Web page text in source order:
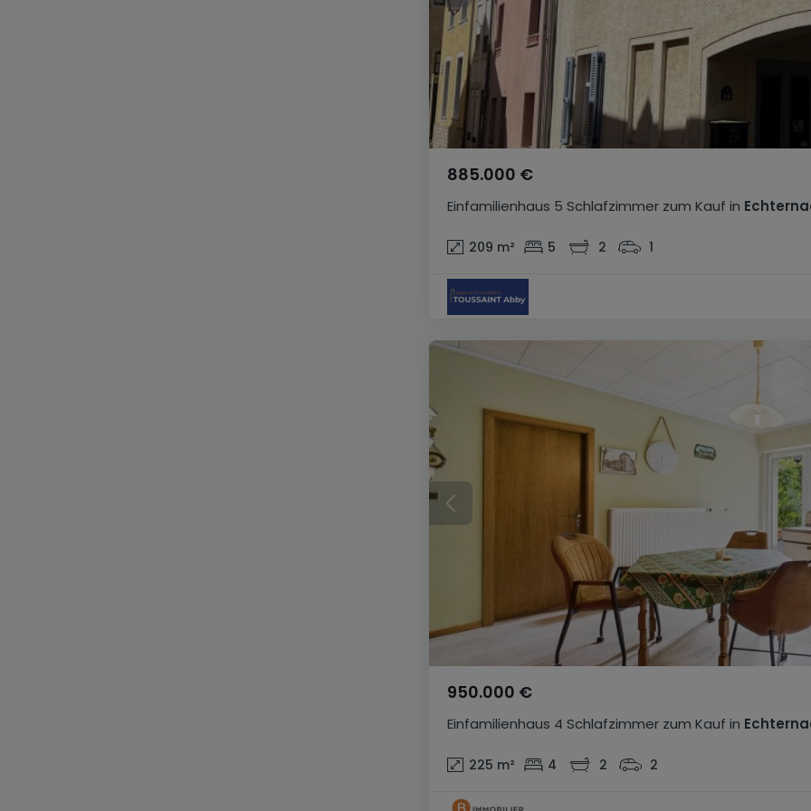
Einfamilienhaus 5 Schlafzimmer zum Kauf in
885.000 €
209 m² 5 2 1
Einfamilienhaus 4 Schlafzimmer zum Kauf in
950.000 €
225 m² 4 2 2